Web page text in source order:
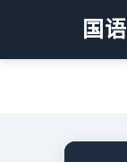
国语